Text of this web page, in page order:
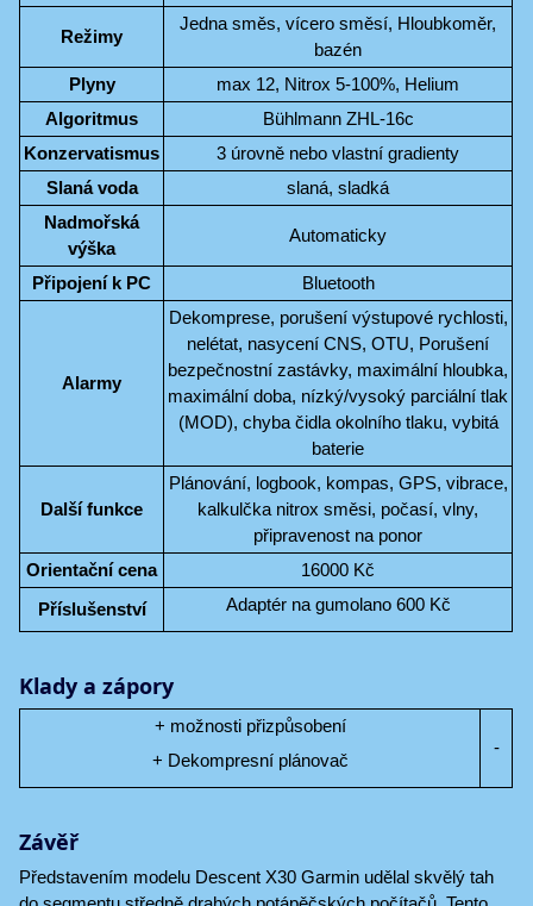
Režimy
Jedna směs, vícero směsí, Hloubkoměr,
bazén
Plyny
max 12, Nitrox 5-100%, Helium
Algoritmus
Bühlmann ZHL-16c
Konzervatismus
3 úrovně nebo vlastní gradienty
Slaná voda
slaná, sladká
Nadmořská
výška
Automaticky
Připojení k PC Bluetooth
Alarmy
Dekomprese, porušení výstupové rychlosti,
nelétat, nasycení CNS, OTU, Porušení
bezpečnostní zastávky, maximální hloubka,
maximální doba, nízký/vysoký parciální tlak
(MOD), chyba čidla okolního tlaku, vybitá
baterie
Další funkce
Plánování, logbook, kompas, GPS, vibrace,
kalkulčka nitrox směsi, počasí, vlny,
připravenost na ponor
Orientační cena
16000 Kč
Příslušenství
Adaptér na gumolano 600 Kč
Klady a zápory
+ možnosti přizpůsobení
+ Dekompresní plánovač
-
Závěř
Představením modelu Descent X30 Garmin udělal skvělý tah